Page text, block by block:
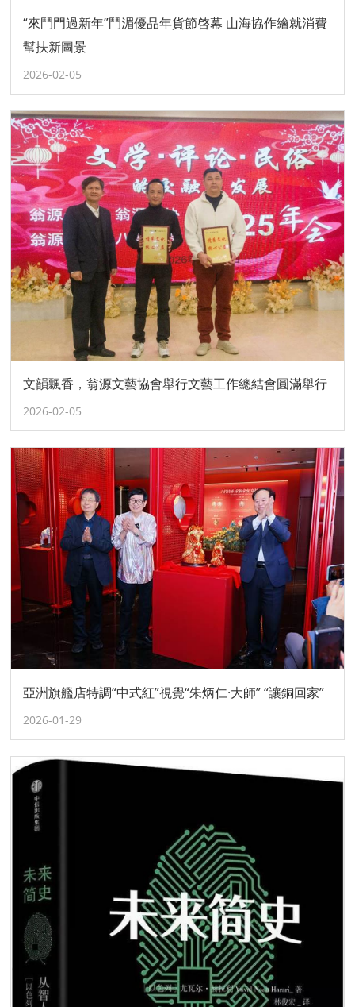
“來鬥門過新年”鬥湄優品年貨節啓幕 山海協作繪就消費
幫扶新圖景
2026-02-05
文韻飄香，翁源文藝協會舉行文藝工作總結會圓滿舉行
2026-02-05
亞洲旗艦店特調“中式紅”視覺“朱炳仁·大師” “讓銅回家”
2026-01-29